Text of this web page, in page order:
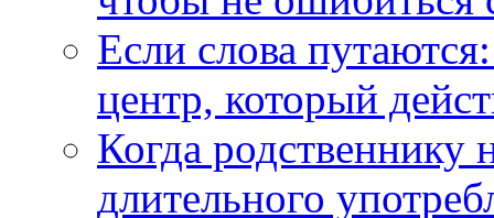
Если слова
центр, который
Когда
длительного